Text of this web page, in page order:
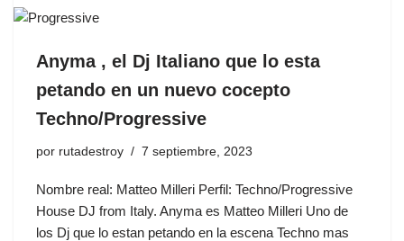
Anyma , el Dj Italiano que lo esta
petando en un nuevo cocepto
Techno/Progressive
por rutadestroy 7 septiembre, 2023
Nombre real: Matteo Milleri Perfil: Techno/Progressive
House DJ from Italy. Anyma es Matteo Milleri Uno de
los Dj que lo estan petando en la escena Techno mas